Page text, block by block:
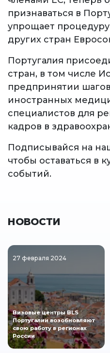
признаваться в
упрощает
других стран
Португалия
стран, в том числе
предпринятии
иностранных
специалистов для
кадров в
Подписывайся на
чтобы оставаться в
событий.
НОВОСТИ
27 февраля 2024
Визовые центры BLS
Португалии возобновляют
свою работу в регионах
России